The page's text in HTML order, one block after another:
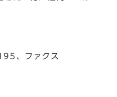
、ファクス